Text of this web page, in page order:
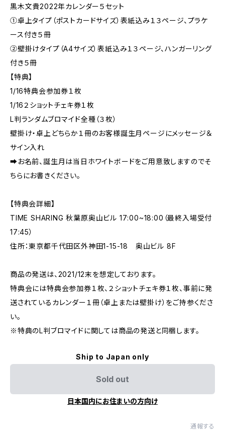
黒木文貴2022年カレンダー５セット
①卓上タイプ（ポストカードサイズ）表紙込み１３ページ、プラケ
ース付き５冊
②壁掛けタイプ（A4サイズ）表紙込み１３ページ、ハンガーリング
付き５冊
【特典】
1/16特典会参加券１枚
1/16２ショットチェキ券１枚
L判ランダムブロマイド全種（３枚）
壁掛け・卓上どちらか１冊のお客様誕生月ページにメッセージ＆
サイン入れ
➡お名前、誕生月は当日ホワイトボードをご用意致しますのでそ
ちらにお書きください。
【特典会詳細】
TIME SHARING 秋葉原奥山ビル 17:00~18:00（最終入場受付
17:45）
住所：東京都千代田区外神田1-15-18 奥山ビル 8F
商品の発送は、2021/12末を想定しております。
特典会には特典会参加券１枚、２ショットチェキ券１枚、事前に発
送されているカレンダー１冊（卓上または壁掛け）をご持参くださ
い。
※特典のL判ブロマイドに関しては商品の発送と同梱します。
Ship to Japan only
Sold out
日本国内にお住まいの方向け
通報する